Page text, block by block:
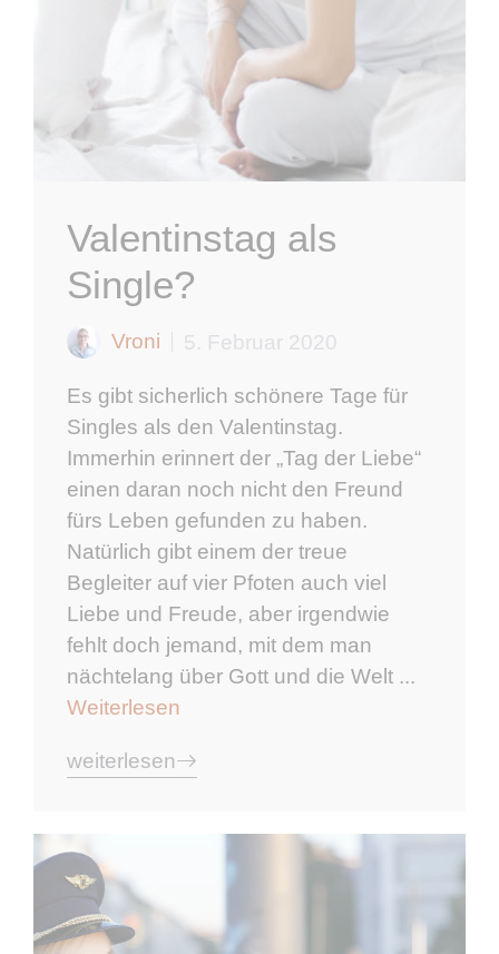
Valentinstag als
Single?
Vroni 5. Februar 2020
Es gibt sicherlich schönere Tage für
Singles als den Valentinstag.
Immerhin erinnert der „Tag der Liebe“
einen daran noch nicht den Freund
fürs Leben gefunden zu haben.
Natürlich gibt einem der treue
Begleiter auf vier Pfoten auch viel
Liebe und Freude, aber irgendwie
fehlt doch jemand, mit dem man
nächtelang über Gott und die Welt ...
Weiterlesen
weiterlesen